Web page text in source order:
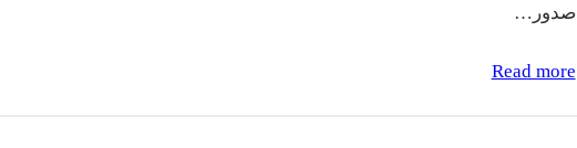
صدور…
Read more